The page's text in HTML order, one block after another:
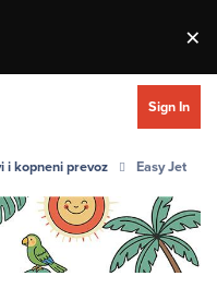
×
Sign In
i kopneni prevoz Easy Jet